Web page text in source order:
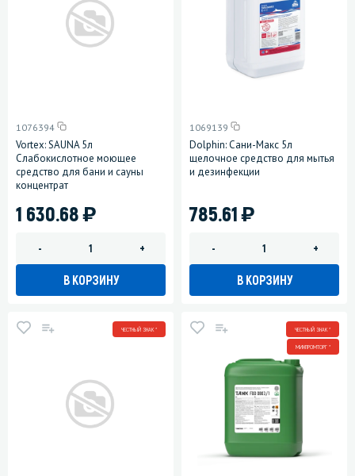
1076394
Vortex: SAUNA 5л
Слабокислотное моющее
средство для бани и сауны
концентрат
1 630.68)
- +
В КОРЗИНУ
1069139
Dolphin: Сани-Макс 5л
щелочное средство для мытья
и дезинфекции
785.61)
- +
В КОРЗИНУ
ЧЕСТНЫЙ ЗНАК * ЧЕСТНЫЙ ЗНАК *
МИНПРОМТОРГ *